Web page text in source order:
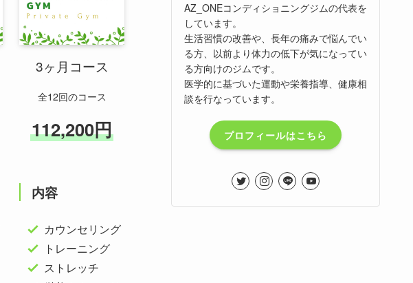
3ヶ月コース
全12回のコース
112,200円
内容
カウンセリング
トレーニング
ストレッチ
AZ_ONEコンディショニングジムの代表を
しています。
生活習慣の改善や、長年の痛みで悩んでい
る方、以前より体力の低下が気になってい
る方向けのジムです。
医学的に基づいた運動や栄養指導、健康相
談を行なっています。
プロフィールはこちら